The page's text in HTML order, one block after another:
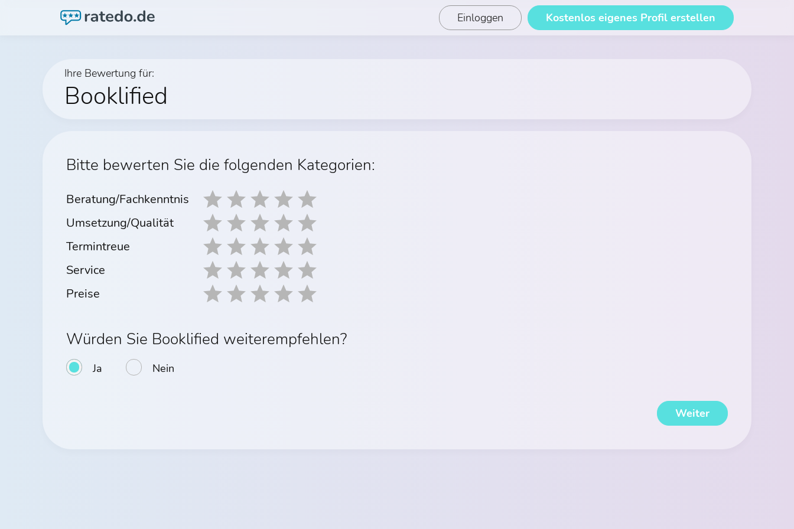
Einloggen Kostenlos eigenes Profil erstellen
Ihre Bewertung für:
Booklified
Bitte bewerten Sie die folgenden Kategorien:
Beratung/Fachkenntnis
Umsetzung/Qualität
Termintreue
Service
Preise
Würden Sie Booklified weiterempfehlen?
Ja Nein
Weiter